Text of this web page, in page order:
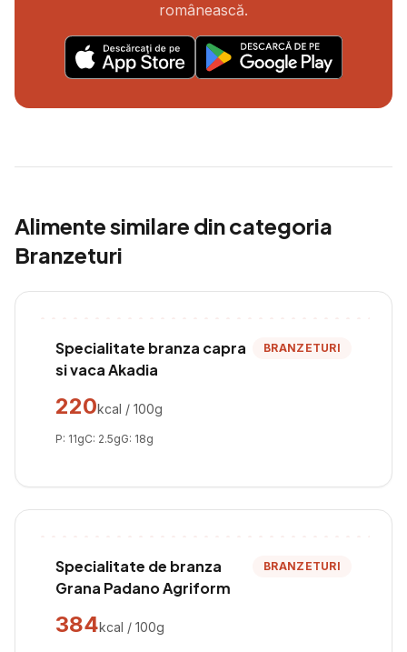
românească.
Alimente similare din categoria
Branzeturi
Specialitate branza capra
si vaca Akadia
BRANZETURI
220kcal / 100g
P: 11gC: 2.5gG: 18g
Specialitate de branza
Grana Padano Agriform
BRANZETURI
384kcal / 100g